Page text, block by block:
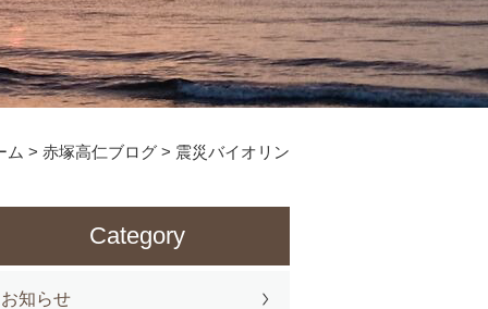
ム > 赤塚高仁ブログ > 震災バイオリン
Category
お知らせ